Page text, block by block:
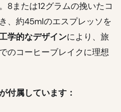
8または12グラムの挽いたコ
、約45mlのエスプレッソを
学的なデザインにより、旅
のコーヒーブレイクに理想
付属しています：